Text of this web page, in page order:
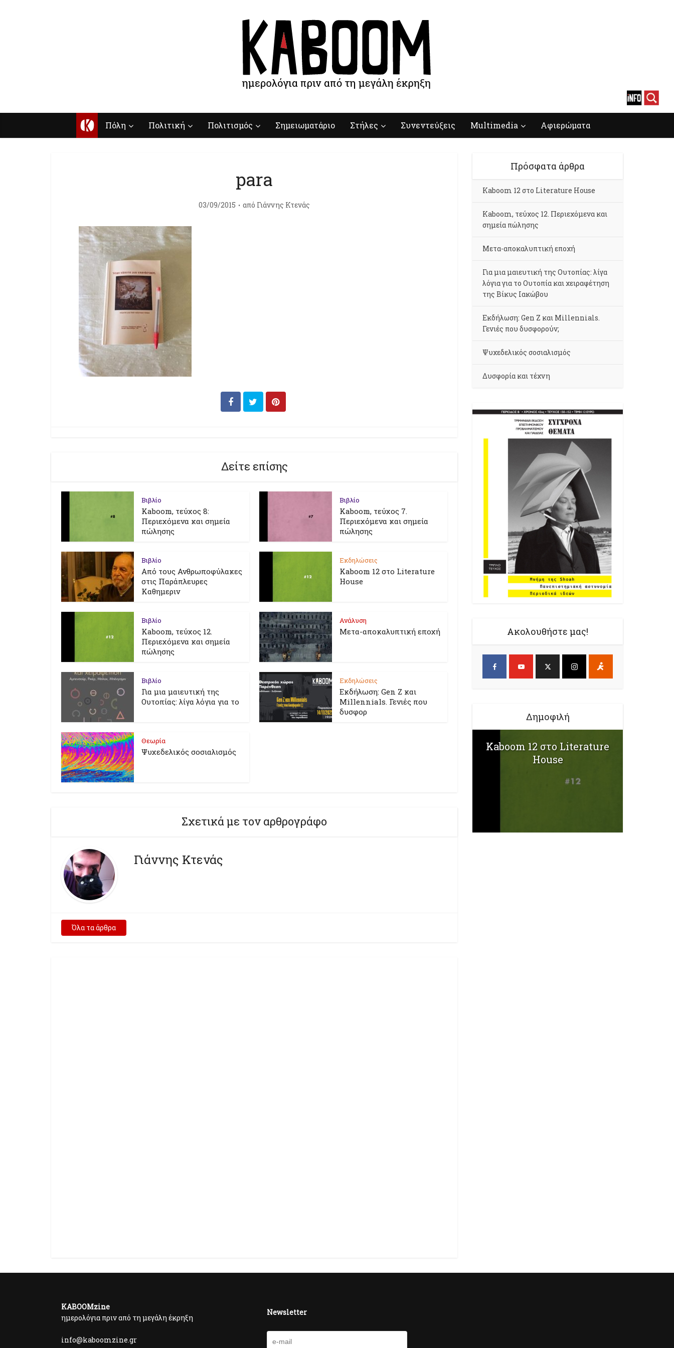
Κ Πόλη Πολιτική Πολιτισμός Σημειωματάριο Στήλες Συνεντεύξεις Multimedia Αφιερώματα
para
03/09/2015 από Γιάννης Κτενάς
Δείτε επίσης
Βιβλίο
Kaboom, τεύχος 8:
Περιεχόμενα και σημεία
πώλησης
Βιβλίο
Kaboom, τεύχος 7.
Περιεχόμενα και σημεία
πώλησης
Βιβλίο
Από τους Ανθρωποφύλακες
στις Παράπλευρες
Καθημεριν
Εκδηλώσεις
Kaboom 12 στο Literature
House
Βιβλίο
Kaboom, τεύχος 12.
Περιεχόμενα και σημεία
πώλησης
Ανάλυση
Μετα-αποκαλυπτική εποχή
Βιβλίο
Για μια μαιευτική της
Ουτοπίας: λίγα λόγια για το
Εκδηλώσεις
Εκδήλωση: Gen Z και
Millennials. Γενιές που
δυσφορ
Θεωρία
Ψυχεδελικός σοσιαλισμός
Σχετικά με τον αρθρογράφο
Γιάννης Κτενάς
Όλα τα άρθρα
Πρόσφατα άρθρα
Kaboom 12 στο Literature House
Kaboom, τεύχος 12. Περιεχόμενα και
σημεία πώλησης
Μετα-αποκαλυπτική εποχή
Για μια μαιευτική της Ουτοπίας: λίγα
λόγια για το Ουτοπία και χειραφέτηση
της Βίκυς Ιακώβου
Εκδήλωση: Gen Z και Millennials.
Γενιές που δυσφορούν;
Ψυχεδελικός σοσιαλισμός
Δυσφορία και τέχνη
Ακολουθήστε μας!
Δημοφιλή
Kaboom 12 στο Literature
House
KABOOMzine
ημερολόγια πριν από τη μεγάλη έκρηξη
info@kaboomzine.gr
Newsletter